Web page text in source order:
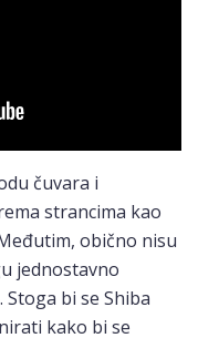
čuvara i
strancima kao
obično nisu
jednostavno
bi se Shiba
kako bi se